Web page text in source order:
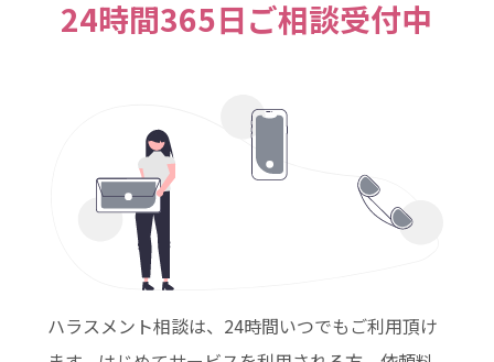
24時間365日ご相談受付中
ハラスメント相談は、24時間いつでもご利用頂け